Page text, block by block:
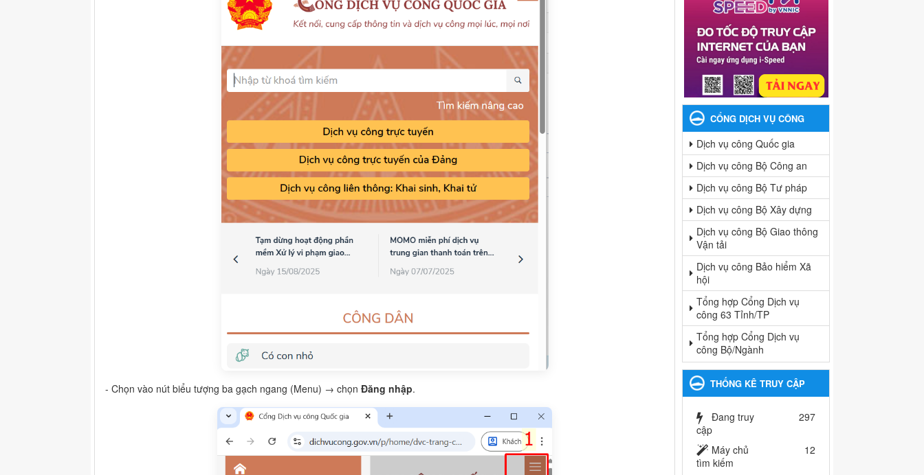
- Chọn vào nút biểu tượng ba gạch ngang (Menu) → chọn Đăng nhập.
CỔNG DỊCH VỤ CÔNG
Dịch vụ công Quốc gia
Dịch vụ công Bộ Công an
Dịch vụ công Bộ Tư pháp
Dịch vụ công Bộ Xây dựng
Dịch vụ công Bộ Giao thông
Vận tải
Dịch vụ công Bảo hiểm Xã
hội
Tổng hợp Cổng Dịch vụ
công 63 Tỉnh/TP
Tổng hợp Cổng Dịch vụ
công Bộ/Ngành
THỐNG KÊ TRUY CẬP
Đang truy
cập
297
Máy chủ
tìm kiếm
12